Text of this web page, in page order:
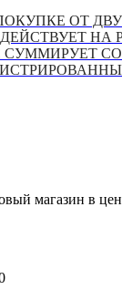
ОТ
НА
СУММИРУЕТ
магазин в